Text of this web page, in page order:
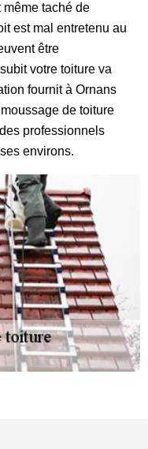
même taché de
est mal entretenu au
être
votre toiture va
fournit à Ornans
de toiture
professionnels
environs.